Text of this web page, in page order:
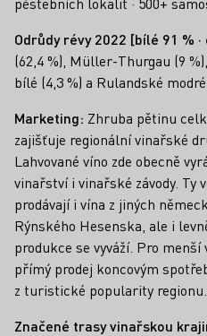
Odrůdy révy 2022 [bílé 91 %
(62,4 %), Müller-Thurgau (9
bílé (4,3 %) a Rulandské modré
Marketing: Zhruba pětinu
zajišťuje regionální vinařské
Lahvované víno zde obecně
vinařství i vinařské závody. Ty
prodávají i vína z jiných
Rýnského Hesenska, ale i
produkce se vyváží. Pro
přímý prodej koncovým
z turistické popularity
Značené trasy vinařskou